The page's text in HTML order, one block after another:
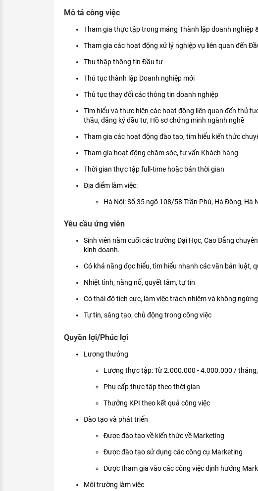
KHÁM PHÁ NGHỀ NGHIỆP
Kỹ năng nghề nghiệp
HƯỚNG NGHIỆP VIỆC LÀM
Đặc trưng từng nghề
XÂY DỰNG VÀ PHÁT TRIỂN ĐỘI NGŨ
Mô tả công việc
Tham gia thực tập trong mảng Thành lập doanh nghiệp
Tham gia các hoạt động xử lý nghiệp vụ liên quan đến
Thu thập thông tin Đầu tư
Thủ tục thành lập Doanh nghiệp mới
Thủ tục thay đổi các thông tin doanh nghiệp
Tìm hiểu và thực hiện các hoạt động liên quan đến thủ
thầu, đăng ký đầu tư, Hồ sơ chứng minh ngành nghề
Tham gia các hoạt động đào tạo, tìm hiểu kiến thức
Tham gia hoạt động chăm sóc, tư vấn Khách hàng
Thời gian thực tập full-time hoặc bán thời gian
Địa điểm làm việc:
Hà Nội: Số 35 ngõ 108/58 Trần Phú, Hà Đông, Hà
Yêu cầu ứng viên
Sinh viên năm cuối các trường Đại Học, Cao Đẳng
kinh doanh.
Có khả năng đọc hiểu, tìm hiểu nhanh các văn bản luật,
Nhiệt tình, năng nổ, quyết tâm, tự tin
Có thái độ tích cực, làm việc trách nhiệm và không
Tự tin, sáng tạo, chủ động trong công việc
Quyền lợi/Phúc lợi
Lương thưởng
Lương thực tập: Từ 2.000.000 - 4.000.000 /
Phụ cấp thực tập theo thời gian
Thưởng KPI theo kết quả công việc
Đào tạo và phát triển
Được đào tạo về kiến thức về Marketing
Được đào tạo sử dụng các công cụ Marketing
Được tham gia vào các công việc định hướng
Môi trường làm việc